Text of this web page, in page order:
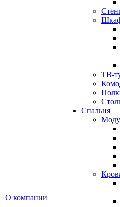
О компании
ТВ-
Спальня